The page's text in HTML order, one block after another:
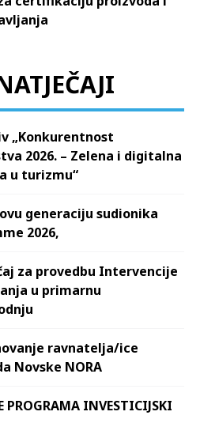
„Konkurentnost
2026. – Zelena i digitalna
u turizmu“
generaciju sudionika
2026,
za provedbu Intervencije
u primarnu
ravnatelja/ice
Novske NORA
PROGRAMA INVESTICIJSKI